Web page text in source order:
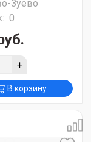
Зуево
0
+
В корзину